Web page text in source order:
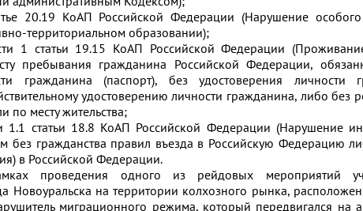
20.19 КоАП Российской Федерации (Нарушение
территориальном образовании);
1 статьи 19.15 КоАП Российской Федерации
пребывания гражданина Российской Федерации,
гражданина (паспорт), без удостоверения личности
удостоверению личности гражданина, либо без
по месту жительства;
статьи 18.8 КоАП Российской Федерации (Нарушение
без гражданства правил въезда в Российскую Федерацию
в Российской Федерации.
проведения одного из рейдовых мероприятий
Новоуральска на территории колхозного рынка,
миграционного режима, который передвигался на